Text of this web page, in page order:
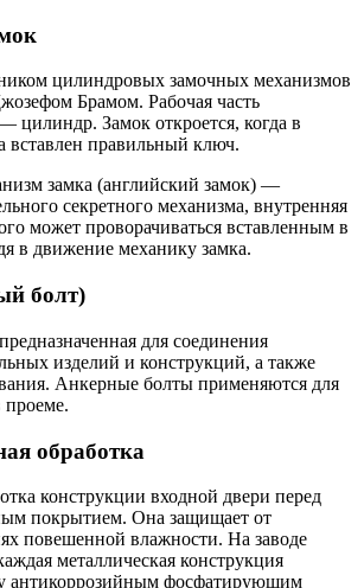
цилиндровых замочных механизмов
Брамом. Рабочая часть
цилиндр. Замок откроется, когда в
вставлен правильный ключ.
замка (английский замок) —
секретного механизма, внутренняя
может проворачиваться вставленным в
в движение механику замка.
болт)
для соединения
изделий и конструкций, а также
Анкерные болты применяются для
проеме.
обработка
конструкции входной двери перед
покрытием. Она защищает от
повешенной влажности. На заводе
металлическая конструкция
антикоррозийным фосфатирующим